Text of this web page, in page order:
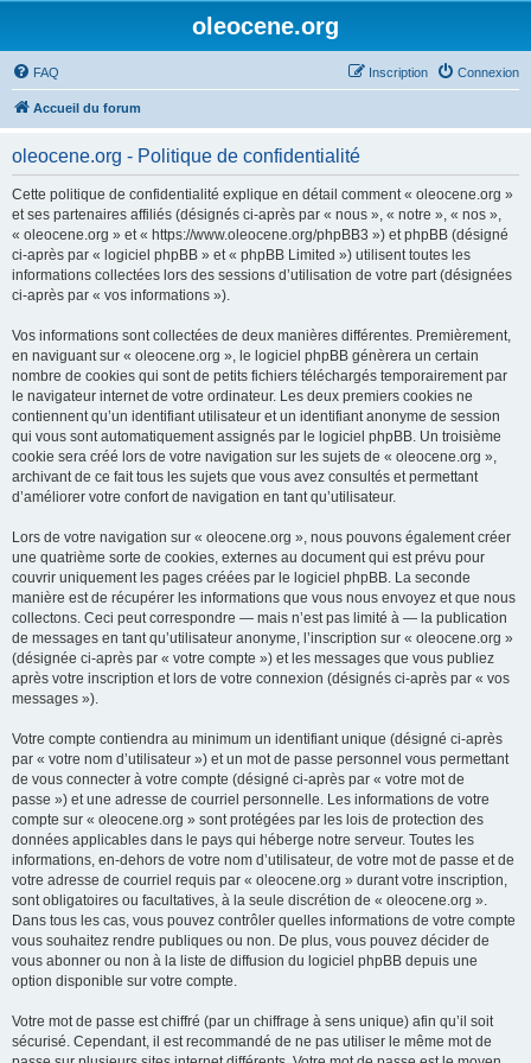
oleocene.org
FAQ Connexion
Inscription
Accueil du forum
oleocene.org - Politique de confidentialité
Cette politique de confidentialité explique en détail comment « oleocene.org »
et ses partenaires affiliés (désignés ci-après par « nous », « notre », « nos »,
« oleocene.org » et « https://www.oleocene.org/phpBB3 ») et phpBB (désigné
ci-après par « logiciel phpBB » et « phpBB Limited ») utilisent toutes les
informations collectées lors des sessions d’utilisation de votre part (désignées
ci-après par « vos informations »).
Vos informations sont collectées de deux manières différentes. Premièrement,
en naviguant sur « oleocene.org », le logiciel phpBB génèrera un certain
nombre de cookies qui sont de petits fichiers téléchargés temporairement par
le navigateur internet de votre ordinateur. Les deux premiers cookies ne
contiennent qu’un identifiant utilisateur et un identifiant anonyme de session
qui vous sont automatiquement assignés par le logiciel phpBB. Un troisième
cookie sera créé lors de votre navigation sur les sujets de « oleocene.org »,
archivant de ce fait tous les sujets que vous avez consultés et permettant
d’améliorer votre confort de navigation en tant qu’utilisateur.
Lors de votre navigation sur « oleocene.org », nous pouvons également créer
une quatrième sorte de cookies, externes au document qui est prévu pour
couvrir uniquement les pages créées par le logiciel phpBB. La seconde
manière est de récupérer les informations que vous nous envoyez et que nous
collectons. Ceci peut correspondre — mais n’est pas limité à — la publication
de messages en tant qu’utilisateur anonyme, l’inscription sur « oleocene.org »
(désignée ci-après par « votre compte ») et les messages que vous publiez
après votre inscription et lors de votre connexion (désignés ci-après par « vos
messages »).
Votre compte contiendra au minimum un identifiant unique (désigné ci-après
par « votre nom d’utilisateur ») et un mot de passe personnel vous permettant
de vous connecter à votre compte (désigné ci-après par « votre mot de
passe ») et une adresse de courriel personnelle. Les informations de votre
compte sur « oleocene.org » sont protégées par les lois de protection des
données applicables dans le pays qui héberge notre serveur. Toutes les
informations, en-dehors de votre nom d’utilisateur, de votre mot de passe et de
votre adresse de courriel requis par « oleocene.org » durant votre inscription,
sont obligatoires ou facultatives, à la seule discrétion de « oleocene.org ».
Dans tous les cas, vous pouvez contrôler quelles informations de votre compte
vous souhaitez rendre publiques ou non. De plus, vous pouvez décider de
vous abonner ou non à la liste de diffusion du logiciel phpBB depuis une
option disponible sur votre compte.
Votre mot de passe est chiffré (par un chiffrage à sens unique) afin qu’il soit
sécurisé. Cependant, il est recommandé de ne pas utiliser le même mot de